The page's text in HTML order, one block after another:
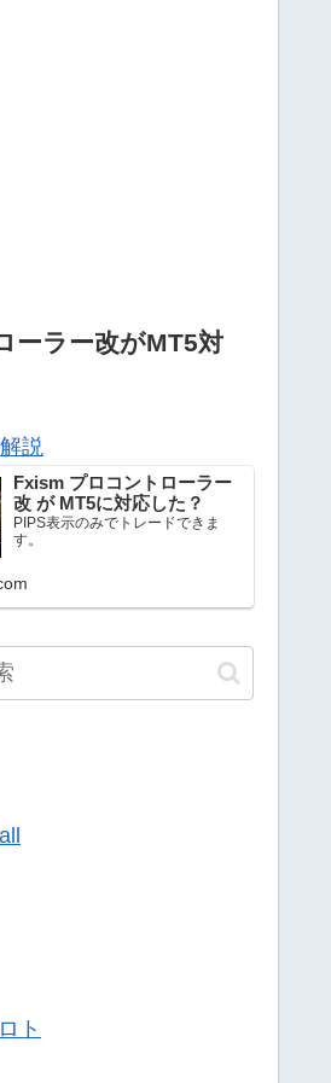
ーラー改がMT5対
説
Fxism プロコントローラー
改 が MT5に対応した？
PIPS表示のみでトレードできま
す。
ト